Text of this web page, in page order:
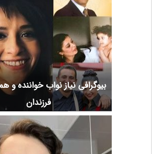
بیوگرافی نیاز نواب خواننده
فرزندان